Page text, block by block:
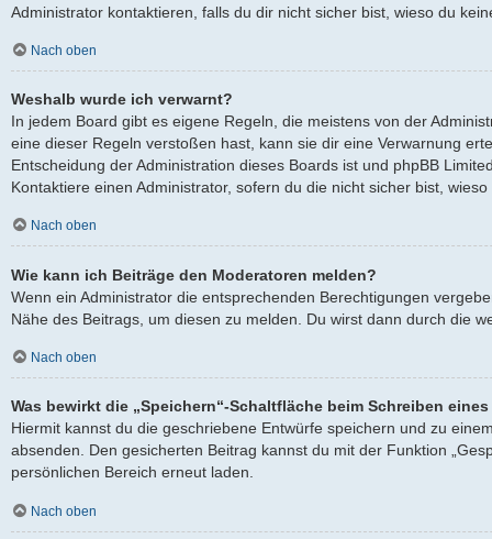
Administrator kontaktieren, falls du dir nicht sicher bist, wieso du
Nach oben
Weshalb wurde ich verwarnt?
In jedem Board gibt es eigene Regeln, die meistens von der
eine dieser Regeln verstoßen hast, kann sie dir eine Verwarnung
Entscheidung der Administration dieses Boards ist und phpBB
Kontaktiere einen Administrator, sofern du die nicht sicher bist,
Nach oben
Wie kann ich Beiträge den Moderatoren melden?
Wenn ein Administrator die entsprechenden Berechtigungen
Nähe des Beitrags, um diesen zu melden. Du wirst dann durch die
Nach oben
Was bewirkt die „Speichern“-Schaltfläche beim Schreiben
Hiermit kannst du die geschriebene Entwürfe speichern und zu
absenden. Den gesicherten Beitrag kannst du mit der Funktion
persönlichen Bereich erneut laden.
Nach oben